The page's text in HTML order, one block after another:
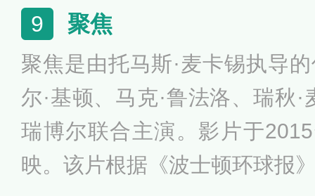
在酒吧，刻画酒吧女的角色，
禀性。片中的女主人公是一个
在生活中屡战屡败，却挑衅性
角色的命运寄予了深厚同情。
9 聚焦
聚焦是由托马斯·麦卡锡执导
尔·基顿、马克·鲁法洛、瑞秋
瑞博尔联合主演。影片于
映。该片根据《波士顿环球报